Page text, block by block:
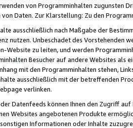
von Programminhalten zugunsten
von Daten. Zur Klarstellung: Zu den
ausschließlich nach Maßgabe der
nutzen. Unbeschadet des Vorstehenden
Website zu leiten, und werden
Besucher auf andere Websites als
mit den Programminhalten stehen,
ausschließlich mit der betreffenden
verlinken.
Datenfeeds können Ihnen den Zugriff
Websites angebotenen Produkte
Informationen oder Inhalte